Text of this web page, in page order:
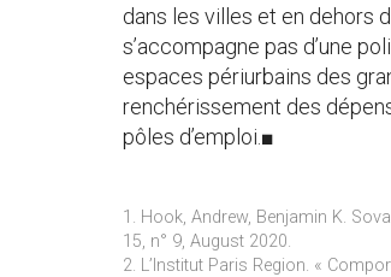
dans les villes et en dehors
s’accompagne pas d’une
espaces périurbains des
renchérissement des
pôles d’emploi.■
1. Hook, Andrew, Benjamin K.
15, n° 9, August 2020.
2. L’Institut Paris Region. «